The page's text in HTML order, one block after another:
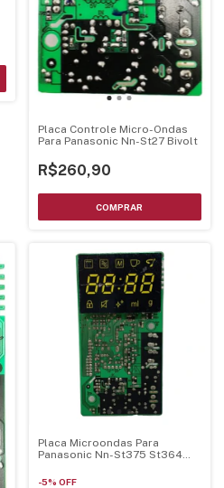
Placa Controle Micro-Ondas
Para Panasonic Nn-St27 Bivolt
R$260,90
Placa Microondas Para
Panasonic Nn-St375 St364
-5% OFF